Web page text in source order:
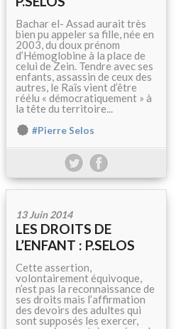
Bachar el- Assad aurait très
bien pu appeler sa fille, née en
2003, du doux prénom
d’Hémoglobine à la place de
celui de Zein. Tendre avec ses
enfants, assassin de ceux des
autres, le Raïs vient d’être
réélu « démocratiquement » à
la tête du territoire...
#Pierre Selos
13 Juin 2014
LES DROITS DE
L’ENFANT : P.SELOS
Cette assertion,
volontairement équivoque,
n’est pas la reconnaissance de
ses droits mais l’affirmation
des devoirs des adultes qui
sont supposés les exercer,